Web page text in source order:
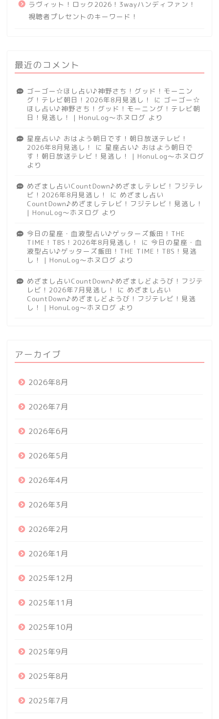
ラヴィット！ロック2026！3wayハンディファン！
視聴者プレセントのキーワード！
最近のコメント
ゴーゴー☆ほし占い♪神野さち！グッド！モーニン
グ！テレビ朝日！2026年8月見逃し！
に ゴーゴー☆
ほし占い♪神野さち！グッド！モーニング！テレビ朝
日！見逃し！ | HonuLog～ホヌログ より
星座占い♪ おはよう朝日です！朝日放送テレビ！
2026年8月見逃し！
に 星座占い♪ おはよう朝日で
す！朝日放送テレビ！見逃し！ | HonuLog～ホヌログ
より
めざまし占いCountDown♪めざましテレビ！フジテレ
ビ！2026年8月見逃し！
に めざまし占い
CountDown♪めざましテレビ！フジテレビ！見逃し！
| HonuLog～ホヌログ より
今日の星座・血液型占い♪ゲッターズ飯田！THE
TIME！TBS！2026年8月見逃し！
に 今日の星座・血
液型占い♪ゲッターズ飯田！THE TIME！TBS！見逃
し！ | HonuLog～ホヌログ より
めざまし占いCountDown♪めざましどようび！フジテ
レビ！2026年7月見逃し！
に めざまし占い
CountDown♪めざましどようび！フジテレビ！見逃
し！ | HonuLog～ホヌログ より
アーカイブ
2026年8月
2026年7月
2026年6月
2026年5月
2026年4月
2026年3月
2026年2月
2026年1月
2025年12月
2025年11月
2025年10月
2025年9月
2025年8月
2025年7月